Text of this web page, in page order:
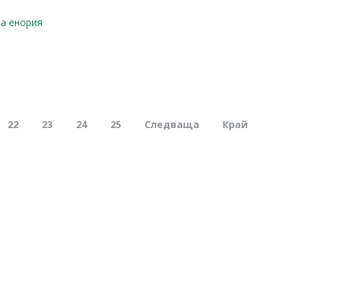
енория
22 23 24 25 Следваща Край